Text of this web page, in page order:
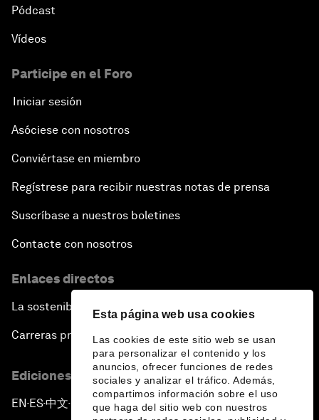
Esta página web usa cookies
Las cookies de este sitio web se usan
para personalizar el contenido y los
anuncios, ofrecer funciones de redes
sociales y analizar el tráfico. Además,
compartimos información sobre el uso
que haga del sitio web con nuestros
Pódcast
Vídeos
Participe en el Foro
Iniciar sesión
Asóciese con nosotros
Conviértase en miembro
Regístrese para recibir nuestras notas de prensa
Suscríbase a nuestros boletines
Contacte con nosotros
Enlaces directos
La sostenibilidad en el Foro
Carreras profesionales
Ediciones en otros idiomas
EN ▪ES▪中文▪ 日本語